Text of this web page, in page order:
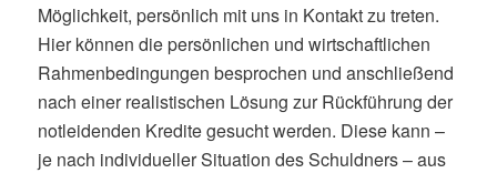
Möglichkeit, persönlich mit uns in Kontakt zu treten.
Hier können die persönlichen und wirtschaftlichen
Rahmenbedingungen besprochen und anschließend
nach einer realistischen Lösung zur Rückführung der
notleidenden Kredite gesucht werden. Diese kann –
je nach individueller Situation des Schuldners – aus